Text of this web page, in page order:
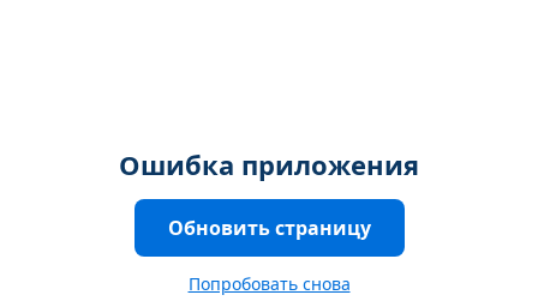
Ошибка приложения
Обновить страницу
Попробовать снова